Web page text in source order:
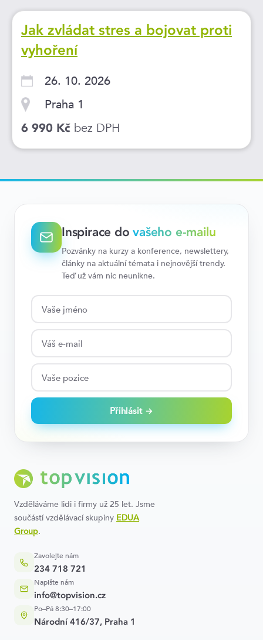
Jak zvládat stres a bojovat proti
vyhoření
26. 10. 2026
Praha 1
6 990 Kč bez DPH
Inspirace dovašeho e-mailu
Pozvánky na kurzy a konference, newslettery,
články na aktuální témata i nejnovější trendy.
Teď už vám nic neunikne.
Přihlásit →
Vzděláváme lidi i firmy už 25 let. Jsme
součástí vzdělávací skupiny EDUA
Group.
Zavolejte nám
234 718 721
Napište nám
info@topvision.cz
Po–Pá 8:30–17:00
Národní 416/37, Praha 1